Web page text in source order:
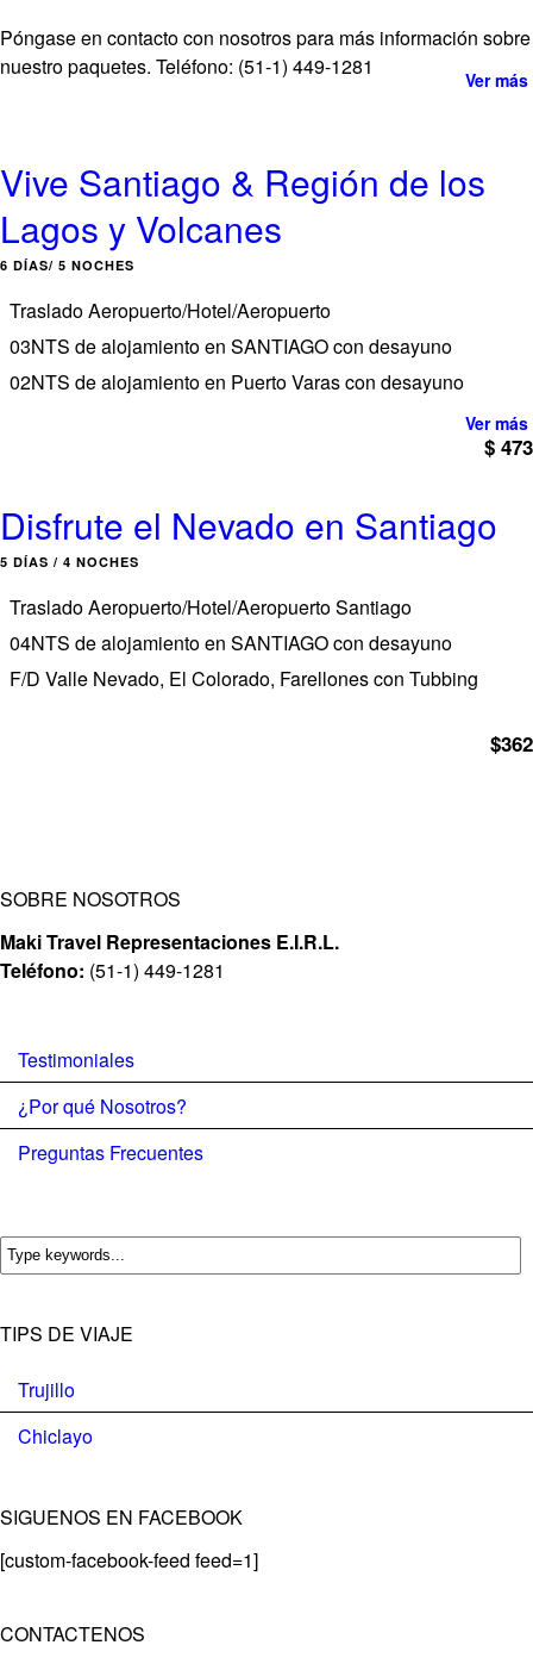
Póngase en contacto con nosotros para más información sobre
nuestro paquetes. Teléfono: (51-1) 449-1281
Ver más
Vive Santiago & Región de los
Lagos y Volcanes
6 DÍAS/ 5 NOCHES
Traslado Aeropuerto/Hotel/Aeropuerto
03NTS de alojamiento en SANTIAGO con desayuno
02NTS de alojamiento en Puerto Varas con desayuno
$ 473
Ver más
Disfrute el Nevado en Santiago
5 DÍAS / 4 NOCHES
Traslado Aeropuerto/Hotel/Aeropuerto Santiago
04NTS de alojamiento en SANTIAGO con desayuno
F/D Valle Nevado, El Colorado, Farellones con Tubbing
$362
SOBRE NOSOTROS
Maki Travel Representaciones E.I.R.L.
Teléfono: (51-1) 449-1281
Testimoniales
¿Por qué Nosotros?
Preguntas Frecuentes
TIPS DE VIAJE
Trujillo
Chiclayo
SIGUENOS EN FACEBOOK
[custom-facebook-feed feed=1]
CONTACTENOS